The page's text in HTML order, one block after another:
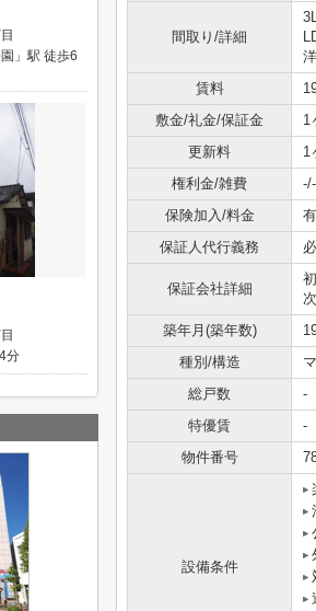
間取り/詳細
賃料
敷金/礼金/保証金
1
更新料
1
権利金/雑費
-/-
保険加入/料金
保証人代行義務
保証会社詳細
築年月(築年数)
種別/構造
総戸数
-
特優賃
-
物件番号
設備条件
」駅 徒歩6
分